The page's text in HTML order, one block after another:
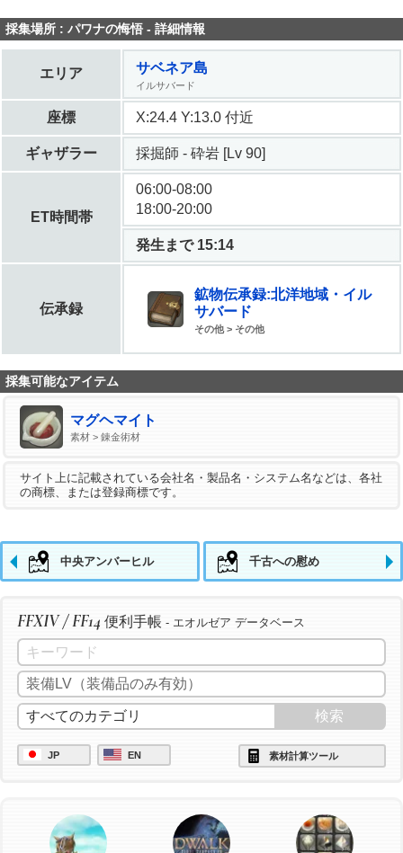
採集場所 : パワナの悔悟 - 詳細情報
エリア サベネア島
イルサバード
座標 X:24.4 Y:13.0 付近
ギャザラー 採掘師 - 砕岩 [Lv 90]
ET時間帯
06:00-08:00
18:00-20:00
発生まで 15:13
伝承録
鉱物伝承録:北洋地域・イル
サバード
その他 > その他
採集可能なアイテム
マグヘマイト
素材 > 錬金術材
サイト上に記載されている会社名・製品名・システム名などは、各社
の商標、または登録商標です。
中央アンバーヒル 千古への慰め
FFXIV / FF14 便利手帳 - エオルゼア データベース
JP EN 素材計算ツール